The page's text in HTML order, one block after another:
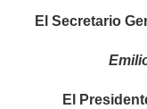
El Secretario
El